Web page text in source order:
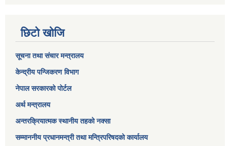
छिटो खोजि
सूचना तथा संचार मन्त्रालय
केन्द्रीय पन्जिकरण विभाग
नेपाल सरकारको पोर्टल
अर्थ मन्त्रालय
अन्तरक्रियात्मक स्थानीय तहको नक्सा
सम्माननीय प्रधानमन्त्री तथा मन्त्रिपरिषद‌को कार्यालय